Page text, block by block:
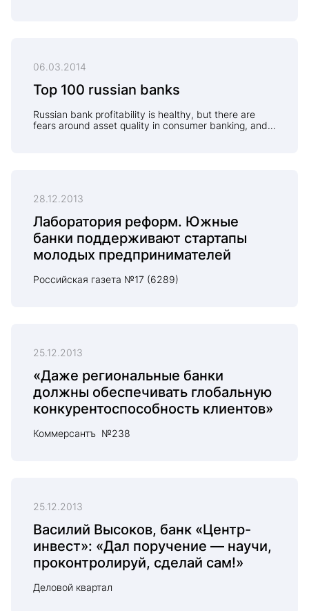
06.03.2014
Top 100 russian banks
Russian bank profitability is healthy, but there are
fears around asset quality in consumer banking, and
28.12.2013
Лаборатория реформ. Южные
банки поддерживают стартапы
молодых предпринимателей
Российская газета №17 (6289)
25.12.2013
«Даже региональные банки
должны обеспечивать глобальную
конкурентоспособность клиентов»
Коммерсантъ №238
25.12.2013
Василий Высоков, банк «Центр-
инвест»: «Дал поручение — научи,
проконтролируй, сделай сам!»
Деловой квартал